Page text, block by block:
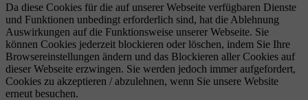
Da diese Cookies für die auf unserer Webseite verfügbaren Dienste
und Funktionen unbedingt erforderlich sind, hat die Ablehnung
Auswirkungen auf die Funktionsweise unserer Webseite. Sie
können Cookies jederzeit blockieren oder löschen, indem Sie Ihre
Browsereinstellungen ändern und das Blockieren aller Cookies auf
dieser Webseite erzwingen. Sie werden jedoch immer aufgefordert,
Cookies zu akzeptieren / abzulehnen, wenn Sie unsere Website
erneut besuchen.